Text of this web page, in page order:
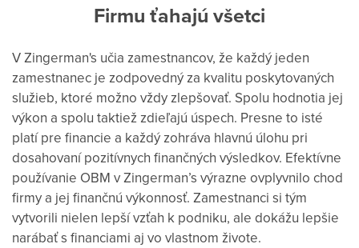
Firmu ťahajú všetci
V Zingerman's učia zamestnancov, že každý jeden
zamestnanec je zodpovedný za kvalitu poskytovaných
služieb, ktoré možno vždy zlepšovať. Spolu hodnotia jej
výkon a spolu taktiež zdieľajú úspech. Presne to isté
platí pre financie a každý zohráva hlavnú úlohu pri
dosahovaní pozitívnych finančných výsledkov. Efektívne
používanie OBM v Zingerman’s výrazne ovplyvnilo chod
firmy a jej finančnú výkonnosť. Zamestnanci si tým
vytvorili nielen lepší vzťah k podniku, ale dokážu lepšie
narábať s financiami aj vo vlastnom živote.